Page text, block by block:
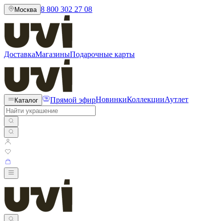
Москва 8 800 302 27 08
ДоставкаМагазиныПодарочные карты
Каталог Прямой эфирНовинкиКоллекцииАутлет